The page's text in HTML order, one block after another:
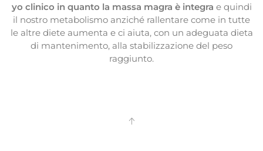
yo clinico in quanto la massa magra è integra e quindi
il nostro metabolismo anziché rallentare come in tutte
le altre diete aumenta e ci aiuta, con un adeguata dieta
di mantenimento, alla stabilizzazione del peso
raggiunto.